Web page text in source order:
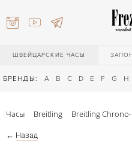
ШВЕЙЦАРСКИЕ ЧАСЫ
БРЕНДЫ: A B C D E F G H
Часы Breitling Breitling
← Назад